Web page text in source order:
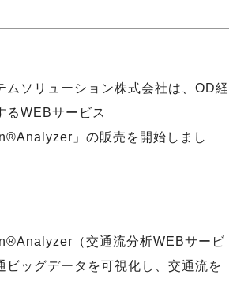
ムソリューション株式会社は、OD経
るWEBサービス
」の販売を開始しまし
（交通流分析WEBサービ
ビッグデータを可視化し、交通流を